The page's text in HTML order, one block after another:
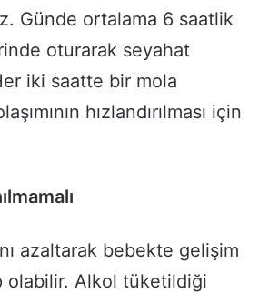
Günde ortalama 6 saatlik
oturarak seyahat
iki saatte bir mola
hızlandırılması için
azaltarak bebekte gelişim
olabilir. Alkol tüketildiği